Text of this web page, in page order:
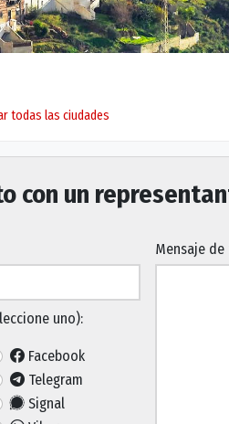
todas las ciudades
con un
uno):
Facebook
Telegram
Signal
Mensaje